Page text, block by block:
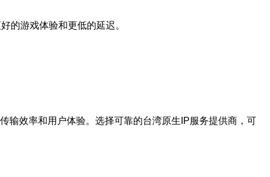
的游戏体验和更低的延迟。
输效率和用户体验。选择可靠的台湾原生IP服务提供商，可